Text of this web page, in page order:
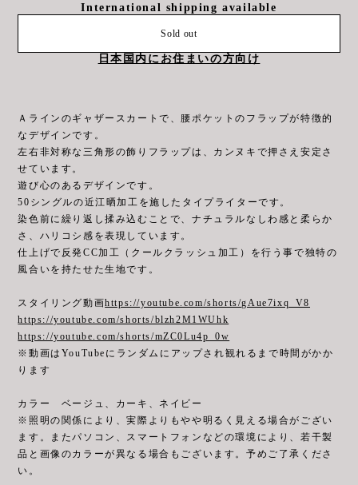
International shipping available
Sold out
日本国内にお住まいの方向け
Ａラインのギャザースカートで、腰ポケットのフラップが特徴的
なデザインです。
左右非対称な三角形の飾りフラップは、カンヌキで押さえ安定さ
せています。
遊び心のあるデザインです。
50シングルの近江晒加工を施したタイプライターです。
染色前に繰り返し揉み込むことで、ナチュラルなしわ感と柔らか
さ、ハリコシ感を表現しています。
仕上げで反発CC加工（クールクラッシュ加工）を行う事で独特の
風合いを持たせた生地です。
スタイリング動画https://youtube.com/shorts/gAue7ixq_V8
https://youtube.com/shorts/blzh2M1WUhk
https://youtube.com/shorts/mZC0Lu4p_0w
※動画はYouTubeにランダムにアップされ観れるまで時間がかか
ります
カラー ベージュ、カーキ、ネイビー
※照明の関係により、実際よりもやや明るく見える場合がござい
ます。またパソコン、スマートフォンなどの環境により、若干製
品と画像のカラーが異なる場合もございます。予めご了承くださ
い。